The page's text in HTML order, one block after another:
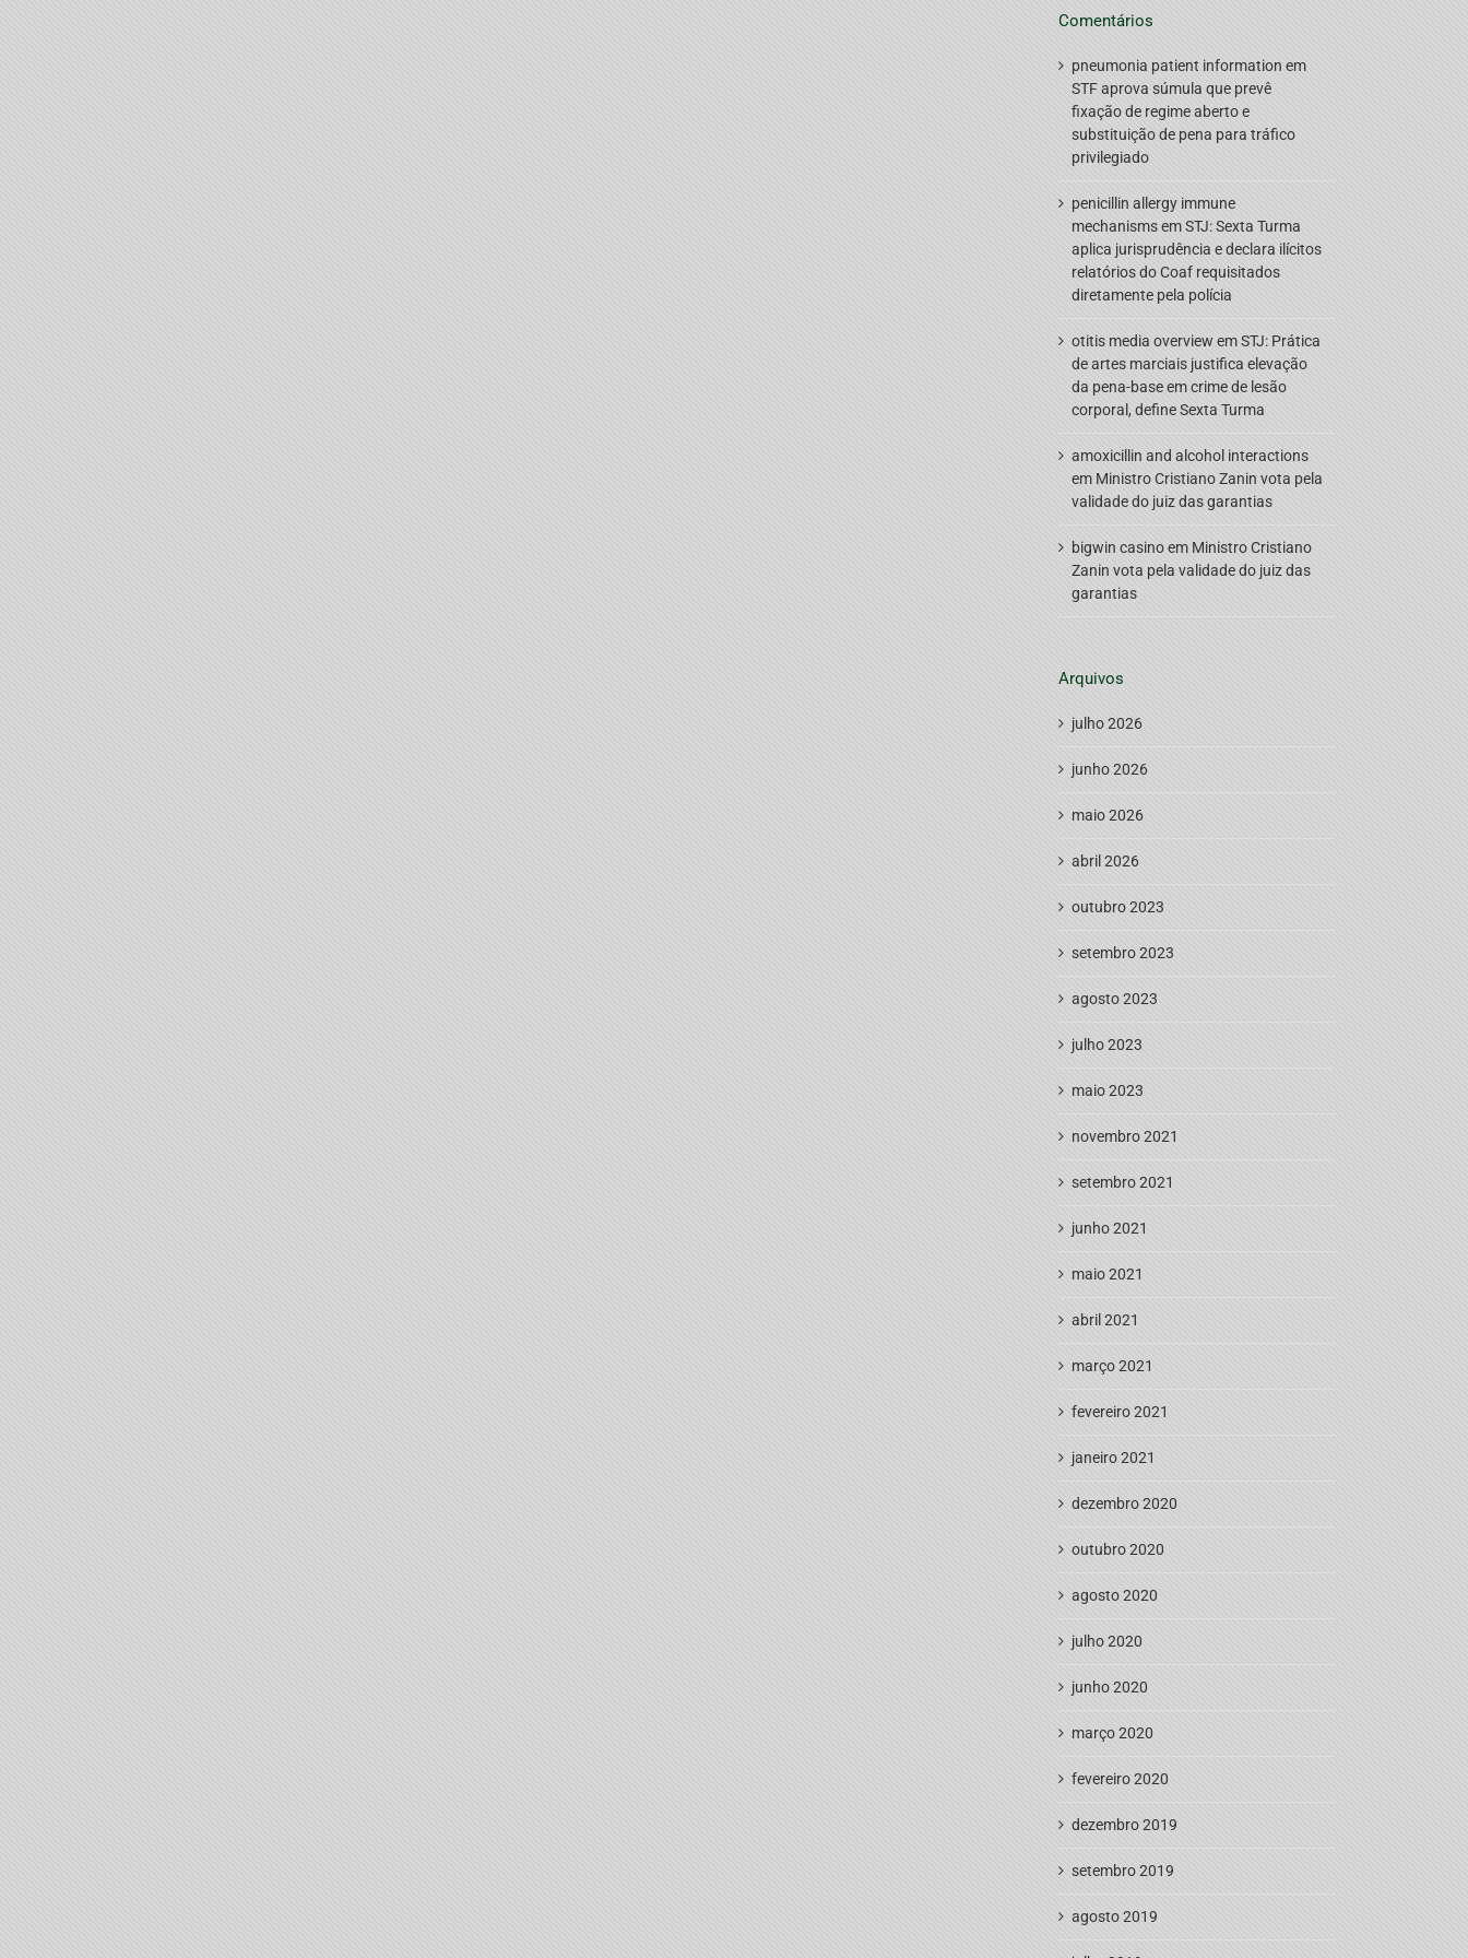
Comentários
pneumonia patient information em
STF aprova súmula que prevê
fixação de regime aberto e
substituição de pena para tráfico
privilegiado
penicillin allergy immune
mechanismsemSTJ: Sexta Turma
aplica jurisprudência e declara ilícitos
relatórios do Coaf requisitados
diretamente pela polícia
otitis media overviewemSTJ: Prática
de artes marciais justifica elevação
da pena-base em crime de lesão
corporal, define Sexta Turma
amoxicillin and alcohol interactions
em Ministro Cristiano Zanin vota pela
validade do juiz das garantias
bigwin casinoem Ministro Cristiano
Zanin vota pela validade do juiz das
garantias
Arquivos
julho 2026
junho 2026
maio 2026
abril 2026
outubro 2023
setembro 2023
agosto 2023
julho 2023
maio 2023
novembro 2021
setembro 2021
junho 2021
maio 2021
abril 2021
março 2021
fevereiro 2021
janeiro 2021
dezembro 2020
outubro 2020
agosto 2020
julho 2020
junho 2020
março 2020
fevereiro 2020
dezembro 2019
setembro 2019
agosto 2019